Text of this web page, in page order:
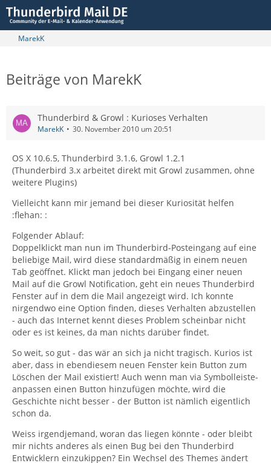
MarekK
Beiträge von MarekK
Thunderbird & Growl : Kurioses Verhalten
MarekK 30. November 2010 um 20:51
OS X 10.6.5, Thunderbird 3.1.6, Growl 1.2.1
(Thunderbird 3.x arbeitet direkt mit Growl zusammen, ohne
weitere Plugins)
Vielleicht kann mir jemand bei dieser Kuriosität helfen
:flehan: :
Folgender Ablauf:
Doppelklickt man nun im Thunderbird-Posteingang auf eine
beliebige Mail, wird diese standardmäßig in einem neuen
Tab geöffnet. Klickt man jedoch bei Eingang einer neuen
Mail auf die Growl Notification, geht ein neues Thunderbird
Fenster auf in dem die Mail angezeigt wird. Ich konnte
nirgendwo eine Option finden, dieses Verhalten abzustellen
- auch das Internet kennt dieses Problem scheinbar nicht
oder es ist keines, da man nichts darüber findet.
So weit, so gut - das wär an sich ja nicht tragisch. Kurios ist
aber, dass in ebendiesem neuen Fenster kein Button zum
Löschen der Mail existiert! Auch wenn man via Symbolleiste-
anpassen einen Button hinzufügen möchte, wird die
Geschichte nicht besser - der Button ist nämlich eigentlich
schon da.
Weiss irgendjemand, woran das liegen könnte - oder bleibt
mir nichts anderes als einen Bug bei den Thunderbird
Entwicklern einzukippen? Ein Wechsel des Themes ändert